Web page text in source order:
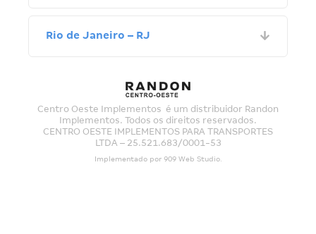
Rio de Janeiro – RJ
Centro Oeste Implementos é um distribuidor Randon
Implementos. Todos os direitos reservados.
CENTRO OESTE IMPLEMENTOS PARA TRANSPORTES
LTDA – 25.521.683/0001-53
Implementado por 909 Web Studio.